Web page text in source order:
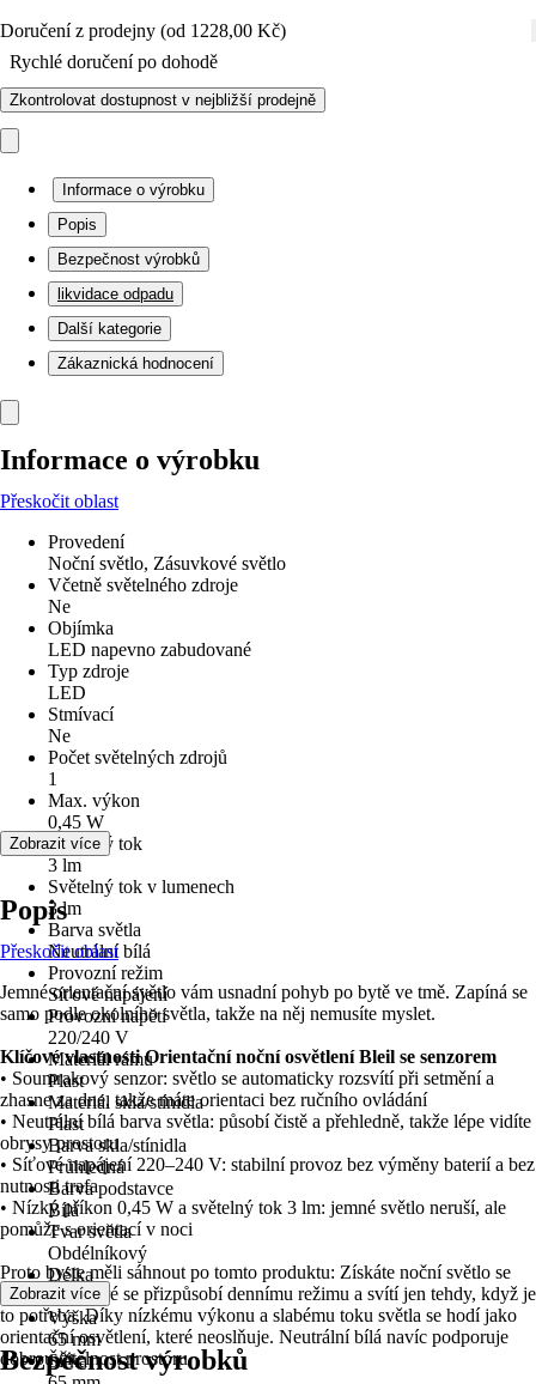
Doručení z prodejny (od 1228,00 Kč)
Rychlé doručení po dohodě
Zkontrolovat dostupnost v nejbližší prodejně
Informace o výrobku
Popis
Bezpečnost výrobků
likvidace odpadu
Další kategorie
Zákaznická hodnocení
Informace o výrobku
Přeskočit oblast
Provedení
Noční světlo, Zásuvkové světlo
Včetně světelného zdroje
Ne
Objímka
LED napevno zabudované
Typ zdroje
LED
Stmívací
Ne
Počet světelných zdrojů
1
Max. výkon
0,45 W
Světelný tok
3 lm
Světelný tok v lumenech
3 lm
Barva světla
Neutrální bílá
Provozní režim
Síťové napájení
Provozní napětí
220/240 V
Materiál rámu
Plast
Materiál skla/stínidla
Plast
Barva skla/stínidla
Průhledná
Barva podstavce
Bílá
Tvar světla
Obdélníkový
Délka
65 mm
Výška
65 mm
Šířka
Zobrazit více
Popis
Přeskočit oblast
Jemné orientační světlo vám usnadní pohyb po bytě ve tmě. Zapíná se
samo podle okolního světla, takže na něj nemusíte myslet.
Klíčové vlastnosti Orientační noční osvětlení Bleil se senzorem
• Soumrakový senzor: světlo se automaticky rozsvítí při setmění a
zhasne za dne, takže máte orientaci bez ručního ovládání
• Neutrální bílá barva světla: působí čistě a přehledně, takže lépe vidíte
obrysy prostoru
• Síťové napájení 220–240 V: stabilní provoz bez výměny baterií a bez
nutnosti trafa
• Nízký příkon 0,45 W a světelný tok 3 lm: jemné světlo neruší, ale
pomůže s orientací v noci
Proto byste měli sáhnout po tomto produktu: Získáte noční světlo se
senzorem, které se přizpůsobí dennímu režimu a svítí jen tehdy, když je
to potřeba. Díky nízkému výkonu a slabému toku světla se hodí jako
orientační osvětlení, které neoslňuje. Neutrální bílá navíc podporuje
dobrou čitelnost prostoru.
Zobrazit více
Bezpečnost výrobků